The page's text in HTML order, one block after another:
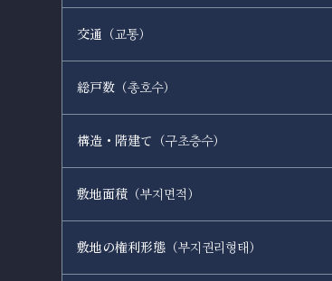
交通（교통）
総戸数（총호수）
構造・階建て（구초층수）
敷地面積（부지면적 ）
敷地の権利形態（부지권리형태 ）